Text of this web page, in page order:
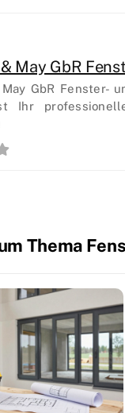
May GbR
GbR Fenster-
Ihr
Thema